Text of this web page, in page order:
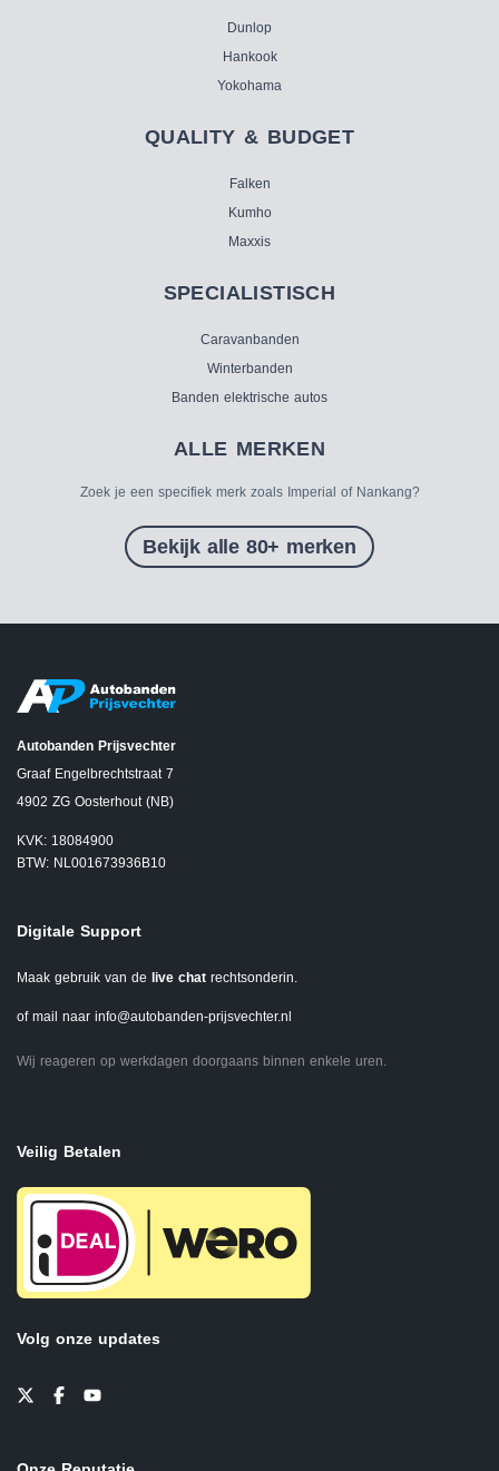
Dunlop
Hankook
Yokohama
QUALITY & BUDGET
Falken
Kumho
Maxxis
SPECIALISTISCH
Caravanbanden
Winterbanden
Banden elektrische autos
ALLE MERKEN
Zoek je een specifiek merk zoals Imperial of Nankang?
Bekijk alle 80+ merken
Autobanden Prijsvechter
Graaf Engelbrechtstraat 7
4902 ZG Oosterhout (NB)
KVK: 18084900
BTW: NL001673936B10
Digitale Support
Maak gebruik van de live chat rechtsonderin.
of mail naar info@autobanden-prijsvechter.nl
Wij reageren op werkdagen doorgaans binnen enkele uren.
Veilig Betalen
Volg onze updates